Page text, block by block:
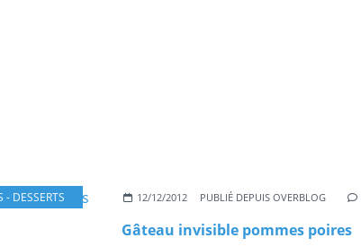
- DESSERTS 12/12/2012 PUBLIÉ DEPUIS OVERBLOG
Gâteau invisible pommes poires